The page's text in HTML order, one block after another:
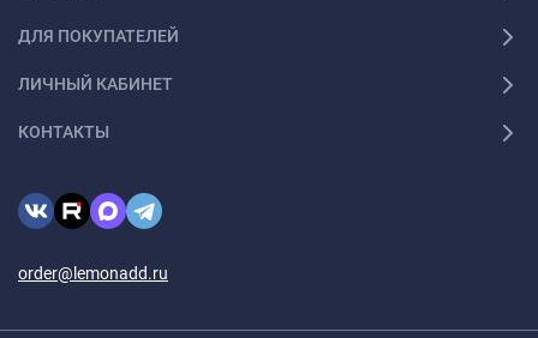
ДЛЯ ПОКУПАТЕЛЕЙ
ЛИЧНЫЙ КАБИНЕТ
КОНТАКТЫ
order@lemonadd.ru